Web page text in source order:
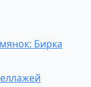
Бирка